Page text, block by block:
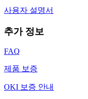
사용자 설명서
추가 정보
FAQ
제품 보증
OKI 보증 안내